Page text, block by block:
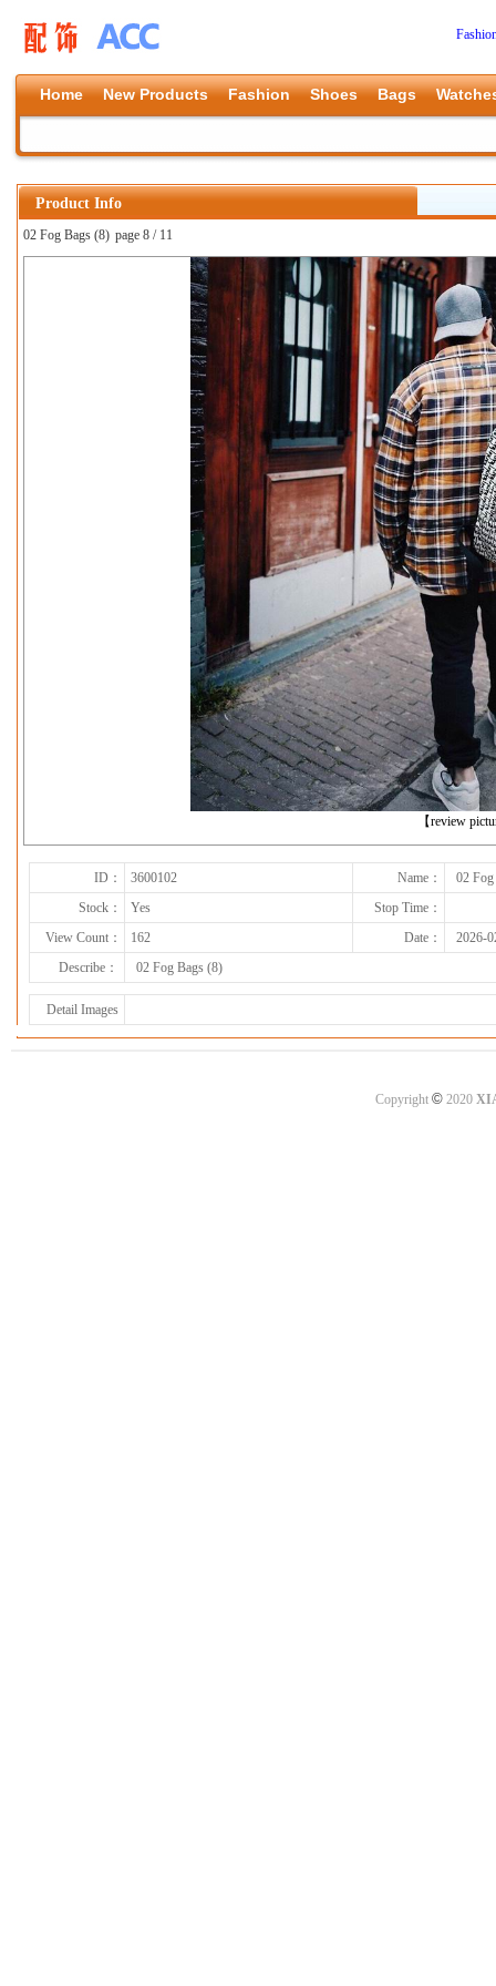
Home New Products Fashion Shoes Bags
Product Info
02 Fog Bags (8) page 8 / 11
【review
上一张
下一张
ID： 3600102 Name：
02
Stock：
Yes
Stop Time：
View Count：
162 Date：
2026-
Describe：
02 Fog Bags (8)
Detail Images
Copyright ©2020